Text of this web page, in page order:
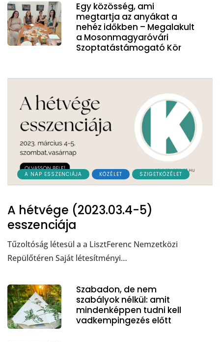
Egy közösség, ami
megtartja az anyákat a
nehéz időkben – Megalakult
a Mosonmagyaróvári
Szoptatástámogató Kör
A NAP ESSZENCIÁJA KÖZÉLET SZIGETKÖZÉLET
A hétvége (2023.03.4-5)
esszenciája
Tűzoltóság létesül a a LisztFerenc Nemzetközi
Repülőtéren Saját létesítményi…
Szabadon, de nem
szabályok nélkül: amit
mindenképpen tudni kell
vadkempingezés előtt